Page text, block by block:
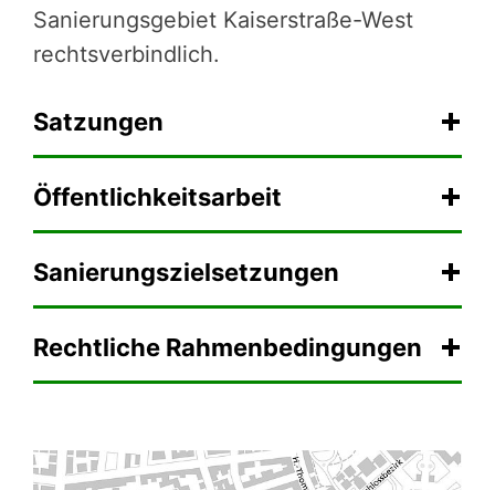
Sanierungsgebiet Kaiserstraße-West
rechtsverbindlich.
Satzungen
Öffentlichkeitsarbeit
Sanierungszielsetzungen
Rechtliche Rahmenbedingungen